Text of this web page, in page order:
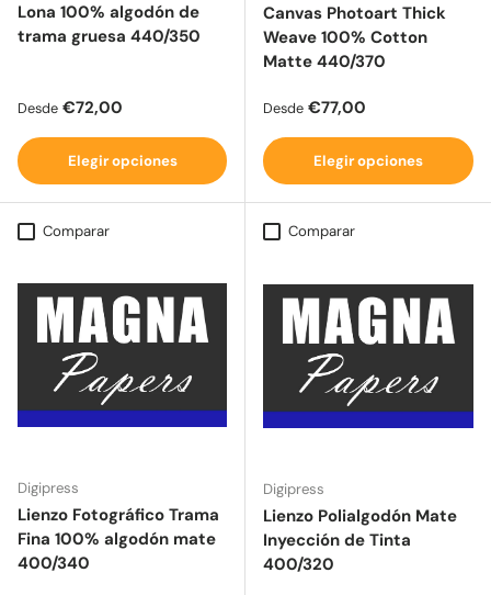
Lona 100% algodón de
trama gruesa 440/350
Precio normal
Desde €72,00
Elegir opciones
Canvas Photoart Thick
Weave 100% Cotton
Matte 440/370
Precio normal
Desde €77,00
Elegir opciones
Comparar
Digipress
Lienzo Fotográfico Trama
Fina 100% algodón mate
400/340
Comparar
Digipress
Lienzo Polialgodón Mate
Inyección de Tinta
400/320